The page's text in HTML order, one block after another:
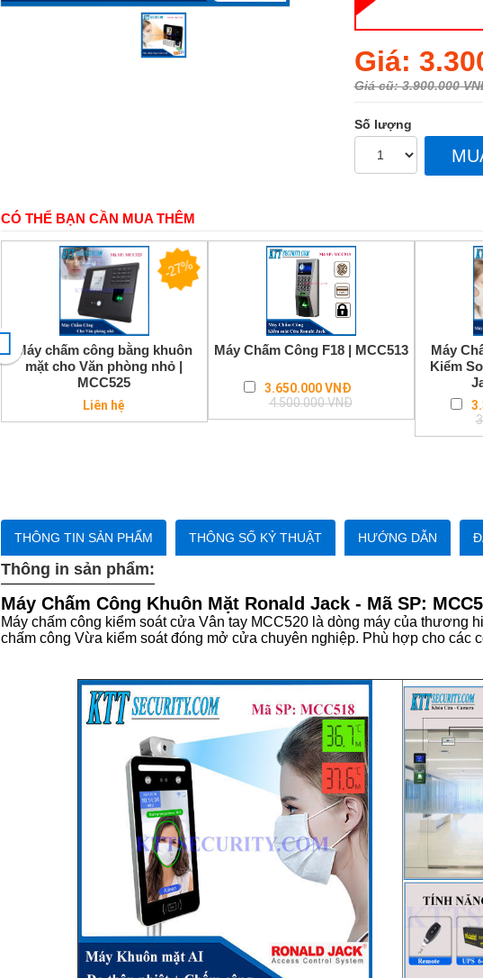
Regular
price
Giá:
Giá cũ: 3.900.000
Số lượng
CÓ THỂ BẠN CẦN MUA THÊM
-27%
Máy chấm công bằng khuôn
mặt cho Văn phòng nhỏ |
MCC525
Liên hệ
Máy Chấm Công F18 | MCC513
3.650.000 VNĐ
price
4.500.000 VNĐ
Máy
Kiểm
THÔNG TIN SẢN PHẨM THÔNG SỐ KỶ THUẬT HƯỚNG DẪN
Thông in sản phẩm:
Máy Chấm Công Khuôn Mặt Ronald Jack - Mã SP:
Máy chấm công kiểm soát cửa Vân tay MCC520 là dòng máy của thương
chấm công Vừa kiểm soát đóng mở cửa chuyên nghiệp. Phù hợp cho các